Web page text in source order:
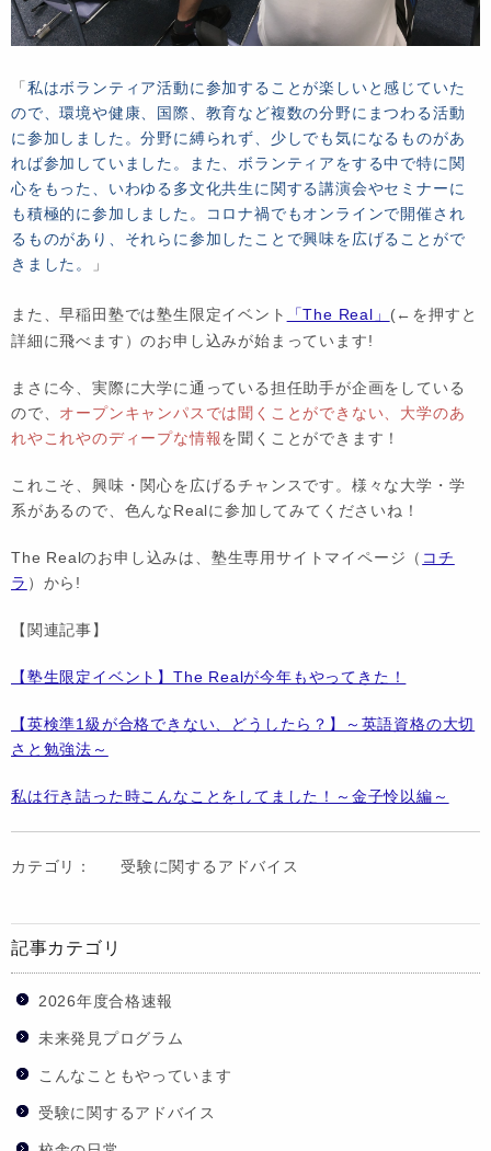
「私はボランティア活動に参加することが楽しいと感じていた
ので、環境や健康、国際、教育など複数の分野にまつわる活動
に参加しました。分野に縛られず、少しでも気になるものがあ
れば参加していました。また、ボランティアをする中で特に関
心をもった、いわゆる多文化共生に関する講演会やセミナーに
も積極的に参加しました。コロナ禍でもオンラインで開催され
るものがあり、それらに参加したことで興味を広げることがで
きました。
」
また、早稲田塾では塾生限定イベント 「The Real」 (←を押すと
詳細に飛べます）のお申し込みが始まっています!
まさに今、実際に大学に通っている担任助手が企画をしている
ので、 オープンキャンパスでは聞くことができない、大学のあ
れやこれやのディープな情報を聞くことができます！
これこそ、興味・関心を広げるチャンスです。様々な大学・学
系があるので、色んなRealに参加してみてくださいね！
The Realのお申し込みは、塾生専用サイトマイページ（ コチ
ラ ）から!
【関連記事】
【塾生限定イベント】The Realが今年もやってきた！
【英検準1級が合格できない、どうしたら？】～英語資格の大切
さと勉強法～
私は行き詰った時こんなことをしてました！～金子怜以編～
カテゴリ： 受験に関するアドバイス
記事カテゴリ
2026年度合格速報
未来発見プログラム
こんなこともやっています
受験に関するアドバイス